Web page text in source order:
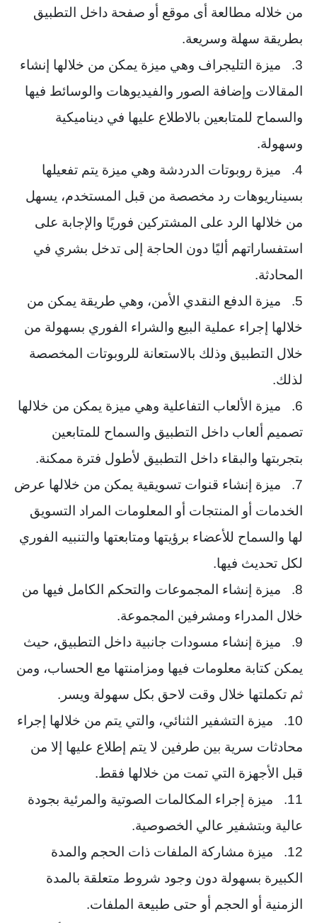
من خلاله مطالعة أى موقع أو صفحة داخل التطبيق
بطريقة سهلة وسريعة.
3. ميزة التليجراف وهي ميزة يمكن من خلالها إنشاء
المقالات وإضافة الصور والفيديوهات والوسائط فيها
والسماح للمتابعين بالاطلاع عليها في ديناميكية
وسهولة.
4. ميزة روبوتات الدردشة وهي ميزة يتم تفعيلها
بسيناريوهات رد مخصصة من قبل المستخدم، يسهل
من خلالها الرد على المشتركين فوريًا والإجابة على
استفساراتهم أليًا دون الحاجة إلى تدخل بشري في
المحادثة.
5. ميزة الدفع النقدي الأمن، وهي طريقة يمكن من
خلالها إجراء عملية البيع والشراء الفوري بسهولة من
خلال التطبيق وذلك بالاستعانة للروبوتات المخصصة
لذلك.
6. ميزة الألعاب التفاعلية وهي ميزة يمكن من خلالها
تصميم ألعاب داخل التطبيق والسماح للمتابعين
بتجربتها والبقاء داخل التطبيق لأطول فترة ممكنة.
7. ميزة إنشاء قنوات تسويقية يمكن من خلالها عرض
الخدمات أو المنتجات أو المعلومات المراد التسويق
لها والسماح للأعضاء برؤيتها ومتابعتها والتنبيه الفوري
لكل تحديث فيها.
8. ميزة إنشاء المجموعات والتحكم الكامل فيها من
خلال المدراء ومشرفين المجموعة.
9. ميزة إنشاء مسودات جانبية داخل التطبيق، حيث
يمكن كتابة معلومات فيها ومزامنتها مع الحساب، ومن
ثم تكملتها خلال وقت لاحق بكل سهولة ويسر.
10. ميزة التشفير الثنائي، والتي يتم من خلالها إجراء
محادثات سرية بين طرفين لا يتم إطلاع عليها إلا من
قبل الأجهزة التي تمت من خلالها فقط.
11. ميزة إجراء المكالمات الصوتية والمرئية بجودة
عالية وبتشفير عالي الخصوصية.
12. ميزة مشاركة الملفات ذات الحجم والمدة
الكبيرة بسهولة دون وجود شروط متعلقة بالمدة
الزمنية أو الحجم أو حتى طبيعة الملفات.